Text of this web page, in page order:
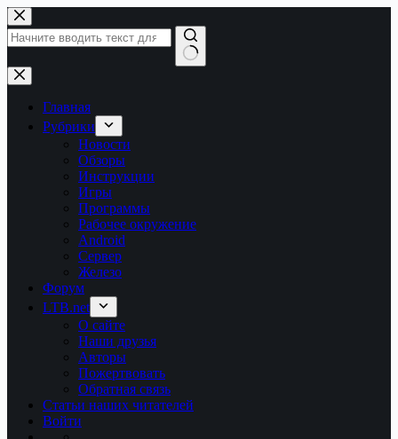
Перейти
к
сути
Ничего
не
найденоГлавная
Рубрики
Новости
Обзоры
Инструкции
Игры
Программы
Рабочее окружение
Android
Сервер
Железо
Форум
LTB.net
О сайте
Наши друзья
Авторы
Пожертвовать
Обратная связь
Статьи наших читателей
Войти